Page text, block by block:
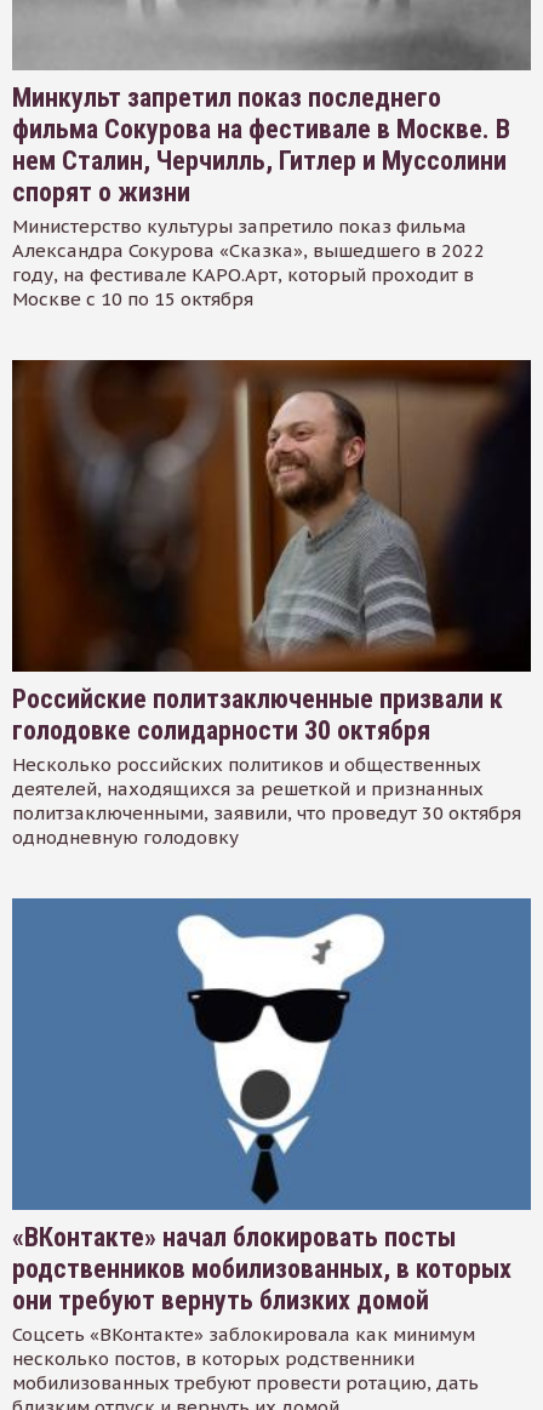
Минкульт запретил показ последнего
фильма Сокурова на фестивале в Москве. В
нем Сталин, Черчилль, Гитлер и Муссолини
спорят о жизни
Министерство культуры запретило показ фильма
Александра Сокурова «Сказка», вышедшего в 2022
году, на фестивале КАРО.Арт, который проходит в
Москве с 10 по 15 октября
Российские политзаключенные призвали к
голодовке солидарности 30 октября
Несколько российских политиков и общественных
деятелей, находящихся за решеткой и признанных
политзаключенными, заявили, что проведут 30 октября
однодневную голодовку
«ВКонтакте» начал блокировать посты
родственников мобилизованных, в которых
они требуют вернуть близких домой
Соцсеть «ВКонтакте» заблокировала как минимум
несколько постов, в которых родственники
мобилизованных требуют провести ротацию, дать